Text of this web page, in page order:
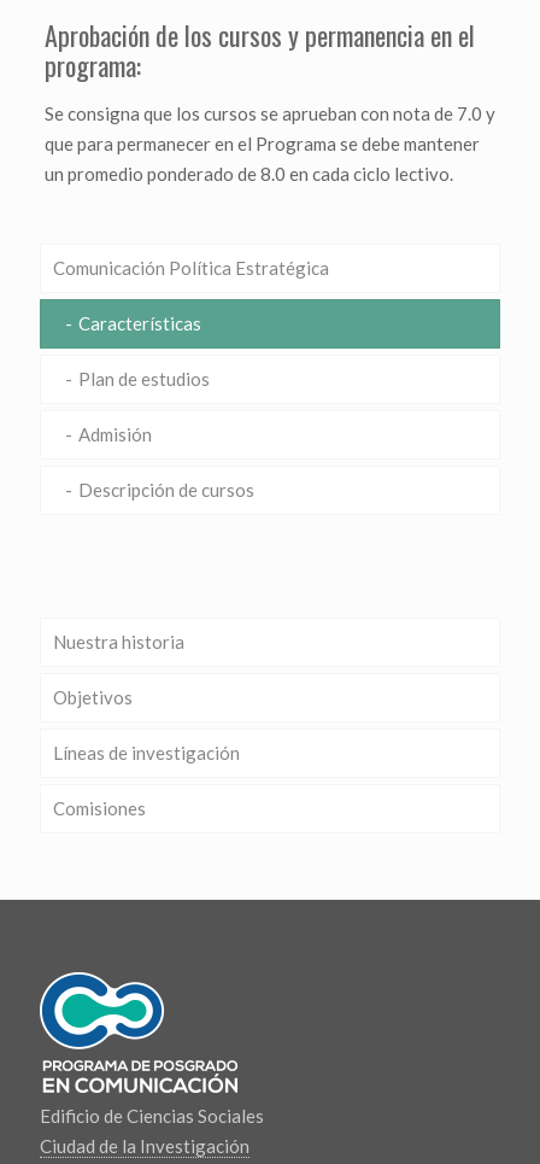
Aprobación de los cursos y permanencia en el
programa:
Se consigna que los cursos se aprueban con nota de 7.0 y
que para permanecer en el Programa se debe mantener
un promedio ponderado de 8.0 en cada ciclo lectivo.
Comunicación Política Estratégica
Características
Plan de estudios
Admisión
Descripción de cursos
Nuestra historia
Objetivos
Líneas de investigación
Comisiones
Edificio de Ciencias Sociales
Ciudad de la Investigación